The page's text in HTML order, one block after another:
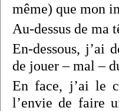
même) que mon
Au-dessus de ma
En-dessous, j’ai
de jouer – mal –
En face, j’ai le
l’envie de faire